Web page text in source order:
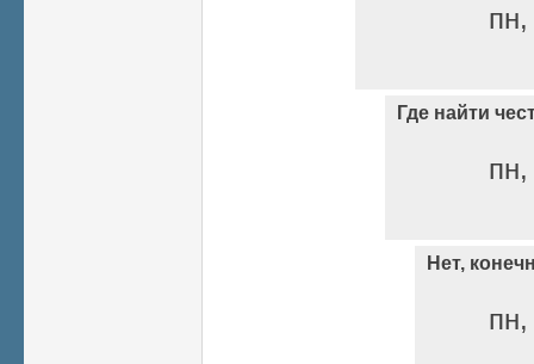
Где найти
Нет,